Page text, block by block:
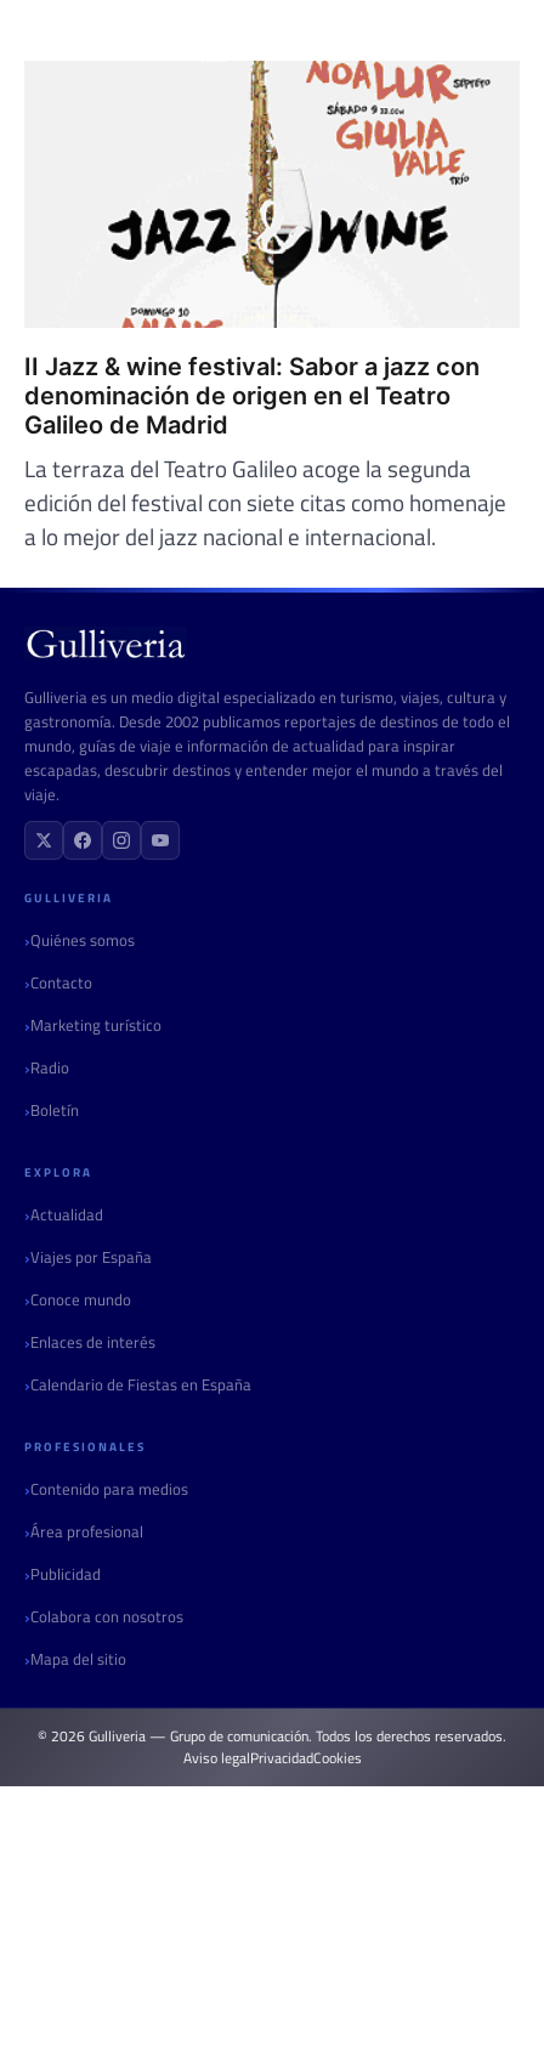
II Jazz & wine festival: Sabor a jazz con
denominación de origen en el Teatro
Galileo de Madrid
La terraza del Teatro Galileo acoge la segunda
edición del festival con siete citas como homenaje
a lo mejor del jazz nacional e internacional.
Gulliveria es un medio digital especializado en turismo, viajes, cultura y
gastronomía. Desde 2002 publicamos reportajes de destinos de todo el
mundo, guías de viaje e información de actualidad para inspirar
escapadas, descubrir destinos y entender mejor el mundo a través del
viaje.
GULLIVERIA
Quiénes somos
Contacto
Marketing turístico
Radio
Boletín
EXPLORA
Actualidad
Viajes por España
Conoce mundo
Enlaces de interés
Calendario de Fiestas en España
PROFESIONALES
Contenido para medios
Área profesional
Publicidad
Colabora con nosotros
Mapa del sitio
© 2026 Gulliveria — Grupo de comunicación. Todos los derechos reservados.
Aviso legalPrivacidadCookies